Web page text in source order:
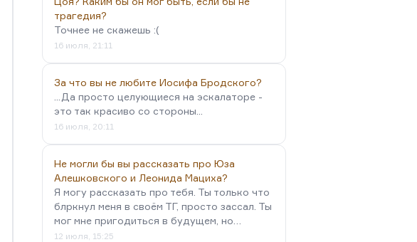
трагедия?
Точнее не скажешь :(
16 июля, 21:11
За что вы не любите Иосифа Бродского?
...Да просто целующиеся на эскалаторе -
это так красиво со стороны...
16 июля, 20:11
Не могли бы вы рассказать про Юза
Алешковского и Леонида Мациха?
Я могу рассказать про тебя. Ты только что
блркнул меня в своём ТГ, просто зассал. Ты
мог мне пригодиться в будущем, но…
12 июля, 15:25